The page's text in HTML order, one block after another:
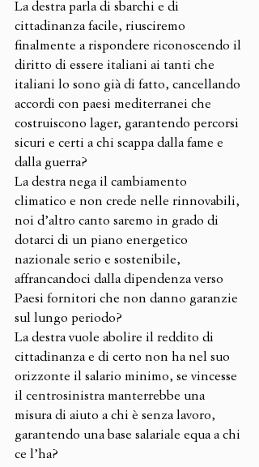
La destra parla di sbarchi e di
cittadinanza facile, riusciremo
finalmente a rispondere riconoscendo il
diritto di essere italiani ai tanti che
italiani lo sono già di fatto, cancellando
accordi con paesi mediterranei che
costruiscono lager, garantendo percorsi
sicuri e certi a chi scappa dalla fame e
dalla guerra?
La destra nega il cambiamento
climatico e non crede nelle rinnovabili,
noi d’altro canto saremo in grado di
dotarci di un piano energetico
nazionale serio e sostenibile,
affrancandoci dalla dipendenza verso
Paesi fornitori che non danno garanzie
sul lungo periodo?
La destra vuole abolire il reddito di
cittadinanza e di certo non ha nel suo
orizzonte il salario minimo, se vincesse
il centrosinistra manterrebbe una
misura di aiuto a chi è senza lavoro,
garantendo una base salariale equa a chi
ce l’ha?